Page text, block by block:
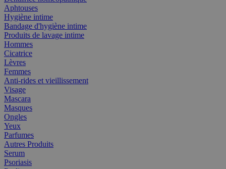
Aphtouses
Hygiène intime
Bandage d'hygiène intime
Produits de lavage intime
Hommes
Cicatrice
Lèvres
Femmes
Anti-rides et vieillissement
Visage
Mascara
Masques
Ongles
Yeux
Parfumes
Autres Produits
Serum
Psoriasis